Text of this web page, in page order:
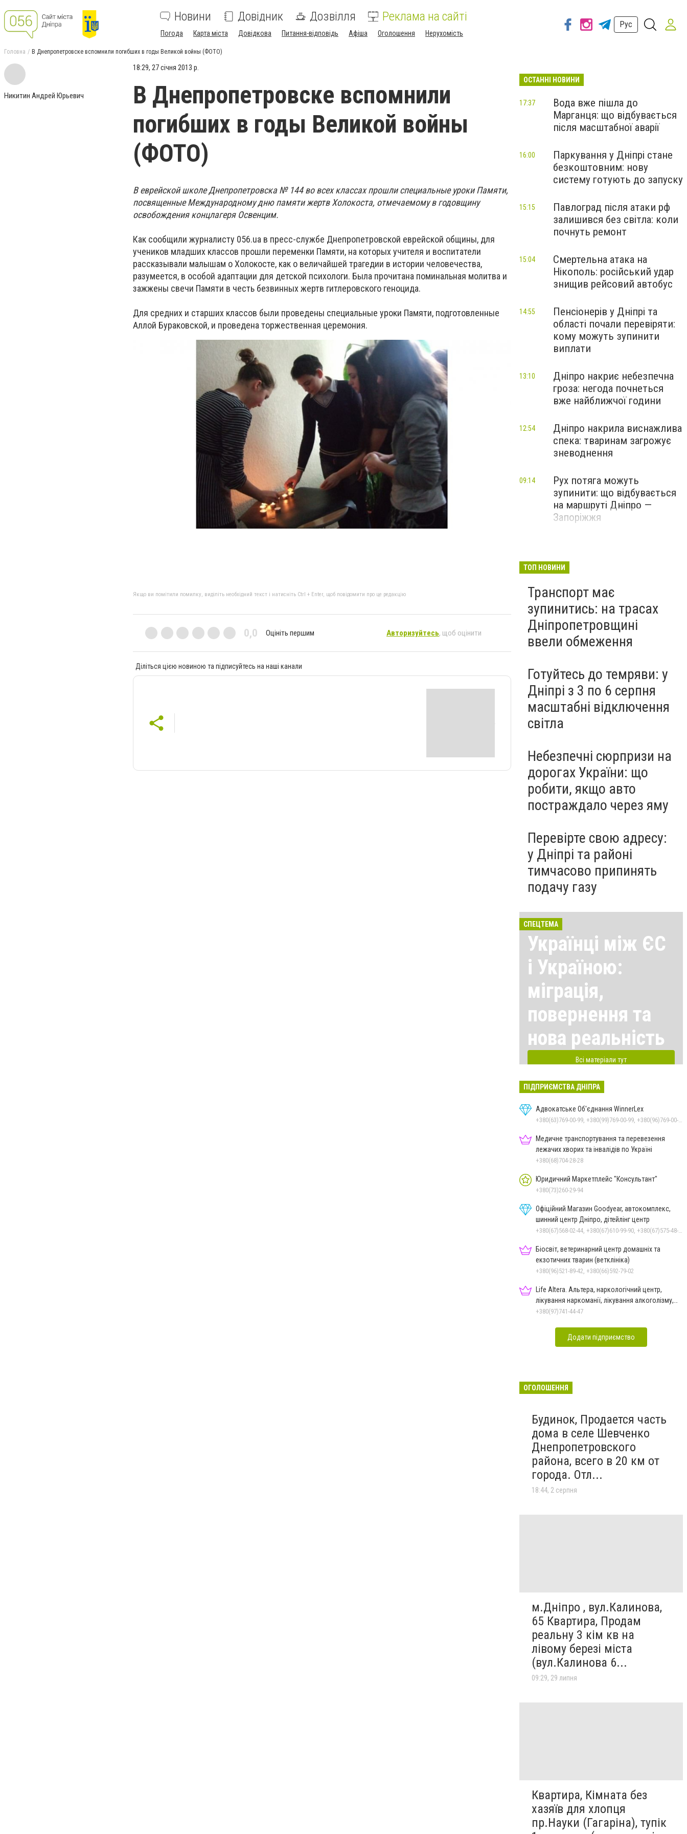
Новини Довідник Дозвілля Реклама на сайті
Погода Карта міста Довідкова Питання-відповідь Афіша Оголошення Нерухомість
Рус
Головна В Днепропетровске вспомнили погибших в годы Великой войны (ФОТО)
Никитин Андрей Юрьевич
18:29, 27 січня 2013 р.
В Днепропетровске вспомнили
погибших в годы Великой войны
(ФОТО)
В еврейской школе Днепропетровска № 144 во всех классах прошли специальные уроки Памяти,
посвященные Международному дню памяти жертв Холокоста, отмечаемому в годовщину
освобождения концлагеря Освенцим.
Как сообщили журналисту 056.ua в пресс-службе Днепропетровской еврейской общины, для
учеников младших классов прошли переменки Памяти, на которых учителя и воспитатели
рассказывали малышам о Холокосте, как о величайшей трагедии в истории человечества,
разумеется, в особой адаптации для детской психологи. Была прочитана поминальная молитва и
зажжены свечи Памяти в честь безвинных жертв гитлеровского геноцида.
Для средних и старших классов были проведены специальные уроки Памяти, подготовленные
Аллой Бураковской, и проведена торжественная церемония.
Якщо ви помітили помилку, виділіть необхідний текст і натисніть Ctrl + Enter, щоб повідомити про це редакцію
0,0 Оцініть першим Авторизуйтесь, щоб оцінити
Діліться цією новиною та підписуйтесь на наші канали
ОСТАННІ НОВИНИ
Вода вже пішла до
Марганця: що відбувається
після масштабної аварії
17:37
Паркування у Дніпрі стане
безкоштовним: нову
систему готують до запуску
16:00
Павлоград після атаки рф
залишився без світла: коли
почнуть ремонт
15:15
Смертельна атака на
Нікополь: російський удар
знищив рейсовий автобус
15:04
Пенсіонерів у Дніпрі та
області почали перевіряти:
кому можуть зупинити
виплати
14:55
Дніпро накриє небезпечна
гроза: негода почнеться
вже найближчої години
13:10
Дніпро накрила виснажлива
спека: тваринам загрожує
зневоднення
12:54
Рух потяга можуть
зупинити: що відбувається
на маршруті Дніпро —
Запоріжжя
09:14
ТОП НОВИНИ
Транспорт має
зупинитись: на трасах
Дніпропетровщині
ввели обмеження
Готуйтесь до темряви: у
Дніпрі з 3 по 6 серпня
масштабні відключення
світла
Небезпечні сюрпризи на
дорогах України: що
робити, якщо авто
постраждало через яму
Перевірте свою адресу:
у Дніпрі та районі
тимчасово припинять
подачу газу
СПЕЦТЕМА
Українці між ЄС
і Україною:
міграція,
повернення та
нова реальність
Всі матеріали тут
ПІДПРИЄМСТВА ДНІПРА
Адвокатське Об'єднання WinnerLex
Медичне транспортування та перевезення
лежачих хворих та інвалідів по Україні
+380(68)704-28-28
Юридичний Маркетплейс "Консультант"
+380(73)260-29-94
Офіційний Магазин Goodyear, автокомплекс,
шинний центр Дніпро, дітейлінг центр
Біосвіт, ветеринарний центр домашніх та
екзотичних тварин (ветклініка)
+380(96)521-89-42, +380(66)592-79-02
Life Altera. Альтера, наркологічний центр,
лікування наркоманії, лікування алкоголізму,
зняття ломки
+380(97)741-44-47
Додати підприємство
ОГОЛОШЕННЯ
Будинок, Продается часть
дома в селе Шевченко
Днепропетровского
района, всего в 20 км от
города. Отл...
18:44, 2 серпня
м.Дніпро , вул.Калинова,
65 Квартира, Продам
реальну 3 кім кв на
лівому березі міста
(вул.Калинова 6...
09:29, 29 липня
Квартира, Кімната без
хазяїв для хлопця
пр.Науки (Гагаріна), тупік